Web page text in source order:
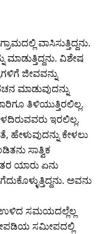
gr
a
m
ವಾಸಿಸುತ್ತಿದ್ದನು.
ವಿಶೇಷ
ಜೀವವನ್ನು
ಮಾಡುವುದನ್ನು
ತಿಳಿಯುತ್ತಿರಲಿಲ್ಲ.
ಇರಲಿಲ್ಲ.
ಹೇಳುವುದನ್ನು ಕೇಳಲು
ಸಾತ್ವಿಕ
ಯಾರು ಏನು
ಅವನು
ಉಳಿದ ಸಮಯದಲ್ಲೆಲ್ಲ
ಸಮೀಪದಲ್ಲಿ